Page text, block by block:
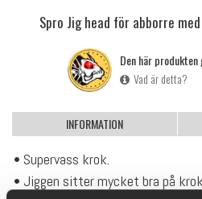
Spro Jig head för abborre
Den här
Vad är detta?
INFORMATION
• Supervass krok.
• Jiggen sitter mycket bra på